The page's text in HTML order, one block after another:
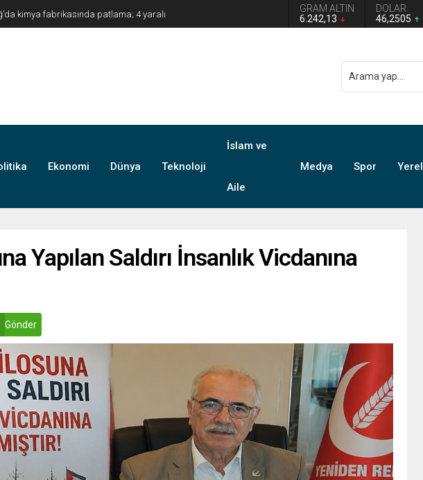
Kurnaz Kıran Mahallesinde Vatandaşla Buluştu
GRAM ALTIN
6.242,13
DOLAR
46,2505
Ekonomi Dünya Teknoloji
İslam ve
Aile
Medya Spor Yerel
Yapılan Saldırı İnsanlık Vicdanına
Gönder